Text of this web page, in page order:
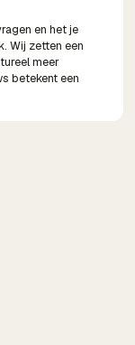
en het je
Wij zetten een
meer
betekent een